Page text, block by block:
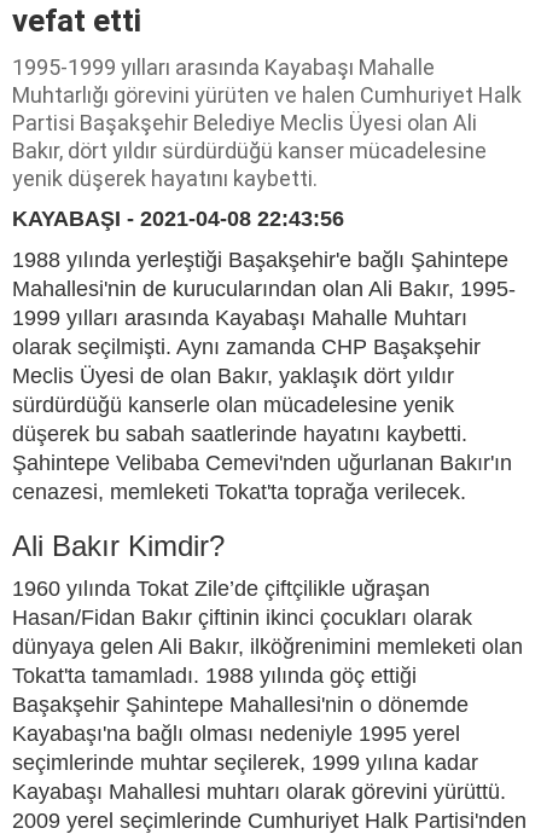
vefat etti
1995-1999 yılları arasında Kayabaşı Mahalle
Muhtarlığı görevini yürüten ve halen Cumhuriyet Halk
Partisi Başakşehir Belediye Meclis Üyesi olan Ali
Bakır, dört yıldır sürdürdüğü kanser mücadelesine
yenik düşerek hayatını kaybetti.
KAYABAŞI - 2021-04-08 22:43:56
1988 yılında yerleştiği Başakşehir'e bağlı Şahintepe
Mahallesi'nin de kurucularından olan Ali Bakır, 1995-
1999 yılları arasında Kayabaşı Mahalle Muhtarı
olarak seçilmişti. Aynı zamanda CHP Başakşehir
Meclis Üyesi de olan Bakır, yaklaşık dört yıldır
sürdürdüğü kanserle olan mücadelesine yenik
düşerek bu sabah saatlerinde hayatını kaybetti.
Şahintepe Velibaba Cemevi'nden uğurlanan Bakır'ın
cenazesi, memleketi Tokat'ta toprağa verilecek.
Ali Bakır Kimdir?
1960 yılında Tokat Zile’de çiftçilikle uğraşan
Hasan/Fidan Bakır çiftinin ikinci çocukları olarak
dünyaya gelen Ali Bakır, ilköğrenimini memleketi olan
Tokat'ta tamamladı. 1988 yılında göç ettiği
Başakşehir Şahintepe Mahallesi'nin o dönemde
Kayabaşı'na bağlı olması nedeniyle 1995 yerel
seçimlerinde muhtar seçilerek, 1999 yılına kadar
Kayabaşı Mahallesi muhtarı olarak görevini yürüttü.
2009 yerel seçimlerinde Cumhuriyet Halk Partisi'nden